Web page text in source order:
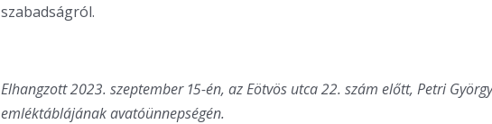
szabadságról.
Elhangzott 2023. szeptember 15-én, az Eötvös utca 22. szám előtt, Petri György
emléktáblájának avatóünnepségén.